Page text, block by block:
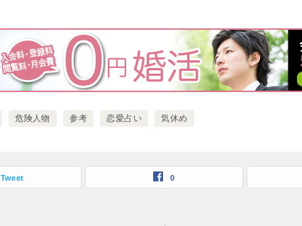
危険人物 参考 恋愛占い 気休め
Tweet 0